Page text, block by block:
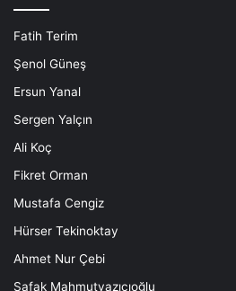
Fatih Terim
Şenol Güneş
Ersun Yanal
Sergen Yalçın
Ali Koç
Fikret Orman
Mustafa Cengiz
Hürser Tekinoktay
Ahmet Nur Çebi
Şafak Mahmutyazıcıoğlu